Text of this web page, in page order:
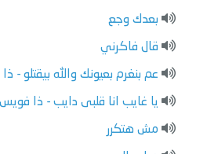
بعدك وجع
قال فاكرني
عم بنغرم بعيونك والله بيقتلو - ذا
يا غايب انا قلبى دايب - ذا فويس
مش هتكرر